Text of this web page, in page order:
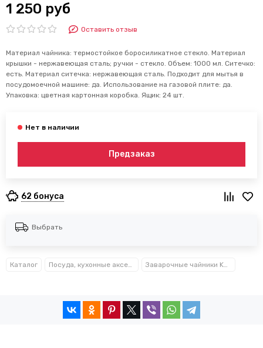
1 250 руб
Оставить отзыв
Материал чайника: термостойкое боросиликатное стекло. Материал
крышки - нержавеющая сталь; ручки - стекло. Объем: 1000 мл. Ситечко:
есть. Материал ситечка: нержавеющая сталь. Подходит для мытья в
посудомоечной машине: да. Использование на газовой плите: да.
Упаковка: цветная картонная коробка. Ящик: 24 шт.
Предзаказ
62 бонуса
Выбрать
Каталог Посуда, кухонные аксессуары и принадлежности TM Kamille TM Ofenbach Заварочные чайники Kamille™ Ofenbach™